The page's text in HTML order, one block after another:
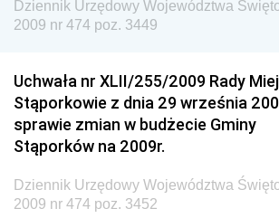
Dziennik Urzędowy Ministra Klimatu i
Narodowego i Sportu
Dziennik Urzędowy Ministra
Polityki Regionalnej
Dziennik Urzędowy Ministra Rozwoju,
Technologii
Dziennik Urzędowy Ministra Kultury,
Dziennik Urzędowy Województwa
2009 nr 474 poz. 3449
Uchwała nr XLII/255/2009 Rady
Stąporkowie z dnia 29 września
sprawie zmian w budżecie Gminy
Stąporków na 2009r.
Dziennik Urzędowy Województwa
2009 nr 474 poz. 3452